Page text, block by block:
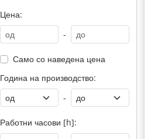
Цена:
-
Само со наведена цена
Година на производство:
-
Работни часови [h]: